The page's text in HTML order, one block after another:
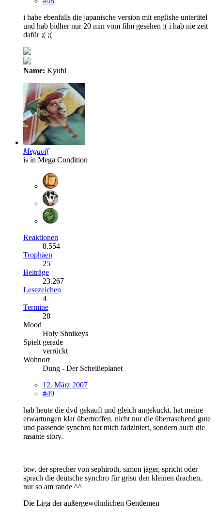
i habe ebenfalls die japanische version mit englishe untertitel
und hab bidher nur 20 min vom film gesehen ;( i hab nie zeit
dafür ;( ;(
Name: Kyubi
Megaolf
is in Mega Condition
Reaktionen
8.554
Trophäen
25
Beiträge
23.267
Lesezeichen
4
Termine
28
Mood
Holy Shnikeys
Spielt gerade
verrückt
Wohnort
Dung - Der Scheißeplanet
12. März 2007
#49
hab heute die dvd gekauft und gleich angekuckt. hat meine
erwartungen klar übertroffen. nicht nur die überraschend gute
und passende synchro hat mich fadziniert, sondern auch die
rasante story.
btw. der sprecher von sephiroth, simon jäger, spricht oder
sprach die deutsche synchro für grisu den kleinen drachen,
nur so am rande ^^
Die Liga der außergewöhnlichen Gentlemen